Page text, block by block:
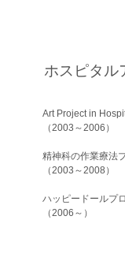
ホスピタル
Art Project in
（2003～2006）
精神科の作業療法
（2003～2008）
ハッピードールプ
​（2006～）